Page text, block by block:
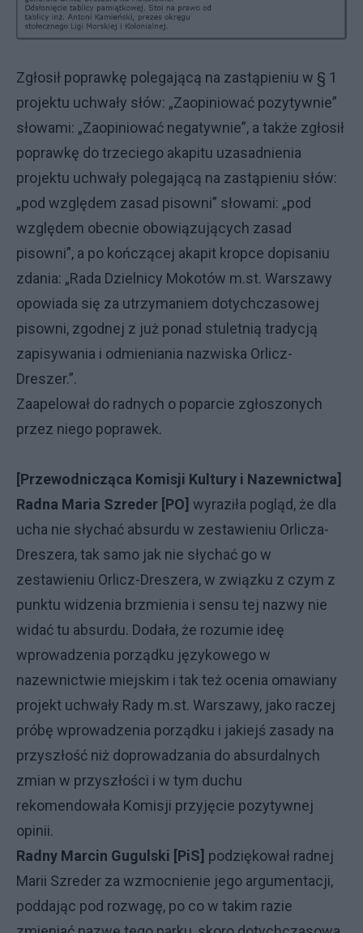
Zgłosił poprawkę polegającą na zastąpieniu w § 1
projektu uchwały słów: „Zaopiniować pozytywnie”
słowami: „Zaopiniować negatywnie”, a także zgłosił
poprawkę do trzeciego akapitu uzasadnienia
projektu uchwały polegającą na zastąpieniu słów:
„pod względem zasad pisowni” słowami: „pod
względem obecnie obowiązujących zasad
pisowni”, a po kończącej akapit kropce dopisaniu
zdania: „Rada Dzielnicy Mokotów m.st. Warszawy
opowiada się za utrzymaniem dotychczasowej
pisowni, zgodnej z już ponad stuletnią tradycją
zapisywania i odmieniania nazwiska Orlicz-
Dreszer.”.
Zaapelował do radnych o poparcie zgłoszonych
przez niego poprawek.
[Przewodnicząca Komisji Kultury i Nazewnictwa]
Radna Maria Szreder [PO] wyraziła pogląd, że dla
ucha nie słychać absurdu w zestawieniu Orlicza-
Dreszera, tak samo jak nie słychać go w
zestawieniu Orlicz-Dreszera, w związku z czym z
punktu widzenia brzmienia i sensu tej nazwy nie
widać tu absurdu. Dodała, że rozumie ideę
wprowadzenia porządku językowego w
nazewnictwie miejskim i tak też ocenia omawiany
projekt uchwały Rady m.st. Warszawy, jako raczej
próbę wprowadzenia porządku i jakiejś zasady na
przyszłość niż doprowadzania do absurdalnych
zmian w przyszłości i w tym duchu
rekomendowała Komisji przyjęcie pozytywnej
opinii.
Radny Marcin Gugulski [PiS] podziękował radnej
Marii Szreder za wzmocnienie jego argumentacji,
poddając pod rozwagę, po co w takim razie